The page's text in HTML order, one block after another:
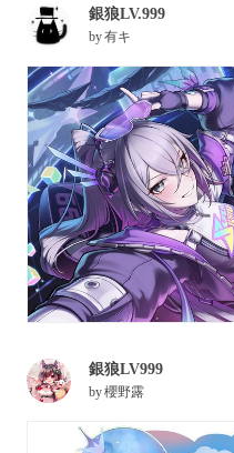
銀狼LV.999
by有キ
銀狼LV999
by櫻野露